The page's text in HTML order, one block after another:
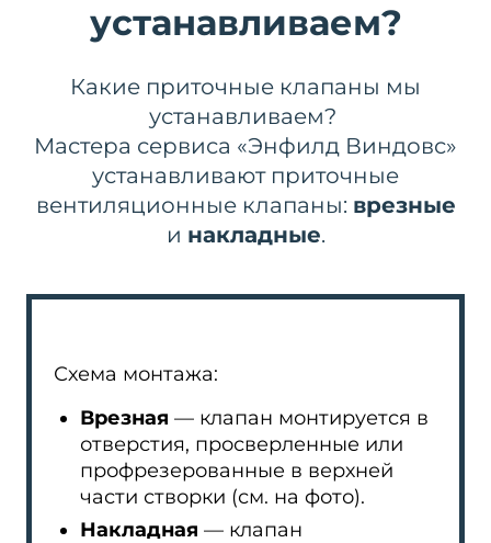
устанавливаем?
Какие приточные клапаны мы
устанавливаем?
Мастера сервиса «Энфилд Виндовс»
устанавливают приточные
вентиляционные клапаны: врезные
и накладные.
Схема монтажа:
Врезная — клапан монтируется в
отверстия, просверленные или
профрезерованные в верхней
части створки (см. на фото).
Накладная — клапан